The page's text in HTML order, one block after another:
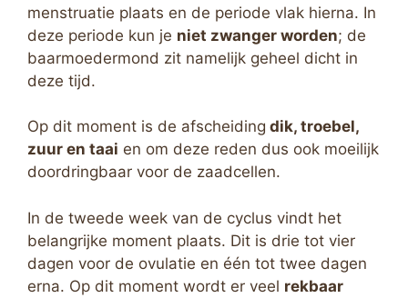
menstruatie plaats en de periode vlak hierna. In
deze periode kun je niet zwanger worden; de
baarmoedermond zit namelijk geheel dicht in
deze tijd.
Op dit moment is de afscheiding dik, troebel,
zuur en taai en om deze reden dus ook moeilijk
doordringbaar voor de zaadcellen.
In de tweede week van de cyclus vindt het
belangrijke moment plaats. Dit is drie tot vier
dagen voor de ovulatie en één tot twee dagen
erna. Op dit moment wordt er veel rekbaar